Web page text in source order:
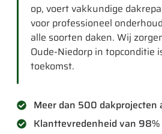
op, voert vakkundige
voor professioneel
alle soorten daken. Wij
Oude-Niedorp in topconditie
toekomst.
Meer dan 500 dakprojecten
Klanttevredenheid van 98%